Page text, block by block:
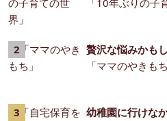
「10年ぶりの子
贅沢な悩みかも
「ママのやきもち
幼稚園に行けな